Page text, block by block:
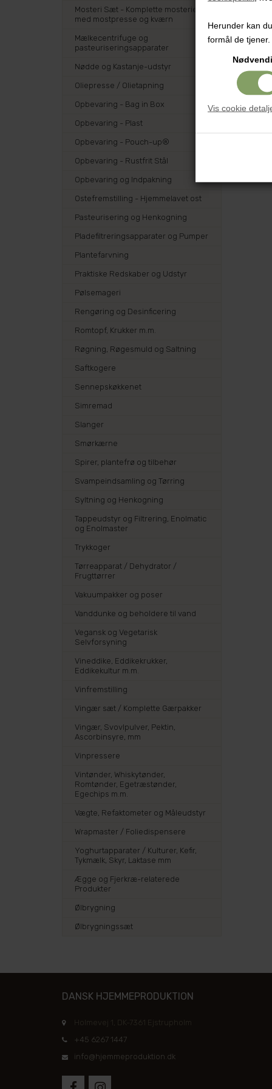
Herunder kan
formål de tjener.
Vis cookie
Mosteri Sæt - Komplette mosterier
med mostpresse og kværn
Mælkecentrifuge og
pasteuriseringsapparater
Nødde og Kastanje-udstyr
Oliepresse / Olietapning
Opbevaring - Bag in Box
Opbevaring - Plast
Opbevaring - Pouch-up®
Opbevaring - Rustfrit Stål
Opbevaring og Indpakning
Ostefremstilling - Hjemmelavet ost
Pasteurisering og Henkogning
Pladefiltreringsapparater og Pumper
Plantefarvning
Praktiske Redskaber og Udstyr
Pølsemageri
Rengøring og Desinficering
Romtopf, Krukker m.m.
Røgning, Røgesmuld og Saltning
Saftkogere
Sennepskøkkenet
Simremad
Slanger
Smørkærne
Spirer, plantefrø og tilbehør
Svampeindsamling og Tørring
Syltning og Henkogning
Tappeudstyr og Filtrering, Enolmatic
og Enolmaster
Trykkoger
Tørreapparat / Dehydrator /
Frugttørrer
Vakuumpakker og poser
Vanddunke og beholdere til vand
Vegansk og Vegetarisk
Selvforsyning
Vineddike, Eddikekrukker,
Eddikekultur m.m.
Vinfremstilling
Vingær sæt / Komplette Gærpakker
Vingær, Svovlpulver, Pektin,
Ascorbinsyre, mm
Vinpressere
Vintønder, Whiskytønder,
Romtønder, Egetræstønder,
Egechips m.m.
Vægte, Refaktometer og Måleudstyr
Wrapmaster / Foliedispensere
Yoghurtapparater / Kulturer, Kefir,
Tykmælk, Skyr, Laktase mm
Ægge og Fjerkræ-relaterede
Produkter
Ølbrygning
Ølbrygningssæt
DANSK HJEMMEPRODUKTION
Holmevej 1, DK-7361 Ejstrupholm
+45 6267 1447
info@hjemmeproduktion.dk